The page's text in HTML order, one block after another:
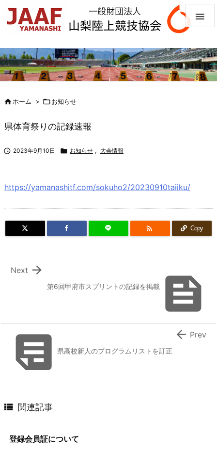

ホーム > お知らせ
県体育祭りの記録速報
 2023年9月10日  お知らせ , 大会情報
https://yamanashitf.com/sokuho2/20230910taiiku/
 Copy

第6回甲府市スプリントの記録を掲載

Next
県高校新人のプログラムリストを訂正
 Prev
 関連記事
登録会員証について